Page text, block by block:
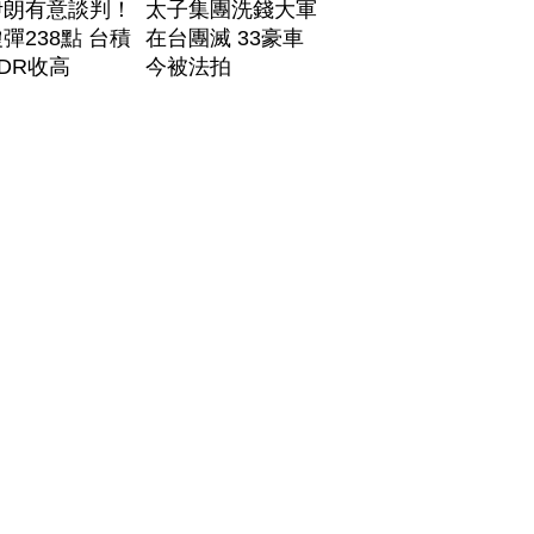
有意談判！
238點 台積
收高
太子集團洗錢大軍
在台團滅 33豪車
今被法拍